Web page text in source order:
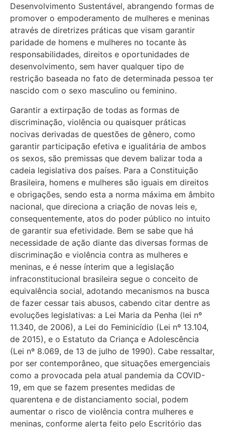
Desenvolvimento Sustentável, abrangendo formas de
promover o empoderamento de mulheres e meninas
através de diretrizes práticas que visam garantir
paridade de homens e mulheres no tocante às
responsabilidades, direitos e oportunidades de
desenvolvimento, sem haver qualquer tipo de
restrição baseada no fato de determinada pessoa ter
nascido com o sexo masculino ou feminino.
Garantir a extirpação de todas as formas de
discriminação, violência ou quaisquer práticas
nocivas derivadas de questões de gênero, como
garantir participação efetiva e igualitária de ambos
os sexos, são premissas que devem balizar toda a
cadeia legislativa dos países. Para a Constituição
Brasileira, homens e mulheres são iguais em direitos
e obrigações, sendo esta a norma máxima em âmbito
nacional, que direciona a criação de novas leis e,
consequentemente, atos do poder público no intuito
de garantir sua efetividade. Bem se sabe que há
necessidade de ação diante das diversas formas de
discriminação e violência contra as mulheres e
meninas, e é nesse ínterim que a legislação
infraconstitucional brasileira segue o conceito de
equivalência social, adotando mecanismos na busca
de fazer cessar tais abusos, cabendo citar dentre as
evoluções legislativas: a Lei Maria da Penha (lei nº
11.340, de 2006), a Lei do Feminicídio (Lei nº 13.104,
de 2015), e o Estatuto da Criança e Adolescência
(Lei nº 8.069, de 13 de julho de 1990). Cabe ressaltar,
por ser contemporâneo, que situações emergenciais
como a provocada pela atual pandemia da COVID-
19, em que se fazem presentes medidas de
quarentena e de distanciamento social, podem
aumentar o risco de violência contra mulheres e
meninas, conforme alerta feito pelo Escritório das